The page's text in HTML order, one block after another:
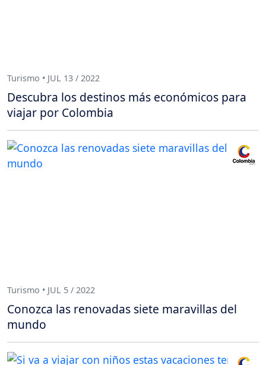
Turismo • JUL 13 / 2022
Descubra los destinos más económicos para
viajar por Colombia
Turismo • JUL 5 / 2022
Conozca las renovadas siete maravillas del
mundo